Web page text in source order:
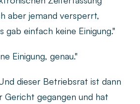
aber jemand versperrt,
gab einfach keine Einigung."
Einigung, genau."
dieser Betriebsrat ist dann
Gericht gegangen und hat